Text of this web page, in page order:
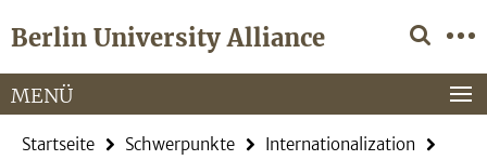
direkt
Inhalt
Berlin University Alliance
Service-
Navigation
MENÜ
Startseite Schwerpunkte
Internationalization